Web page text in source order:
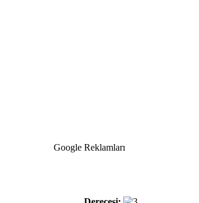
Google Reklamları